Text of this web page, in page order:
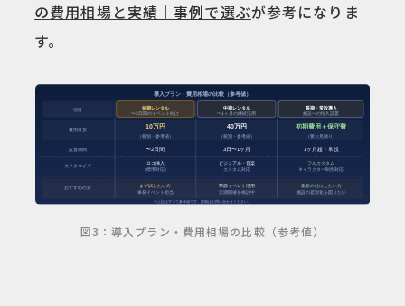
の費用相場と実績｜事例で選ぶが参考になりま
す。
図3：導入プラン・費用相場の比較（参考値）